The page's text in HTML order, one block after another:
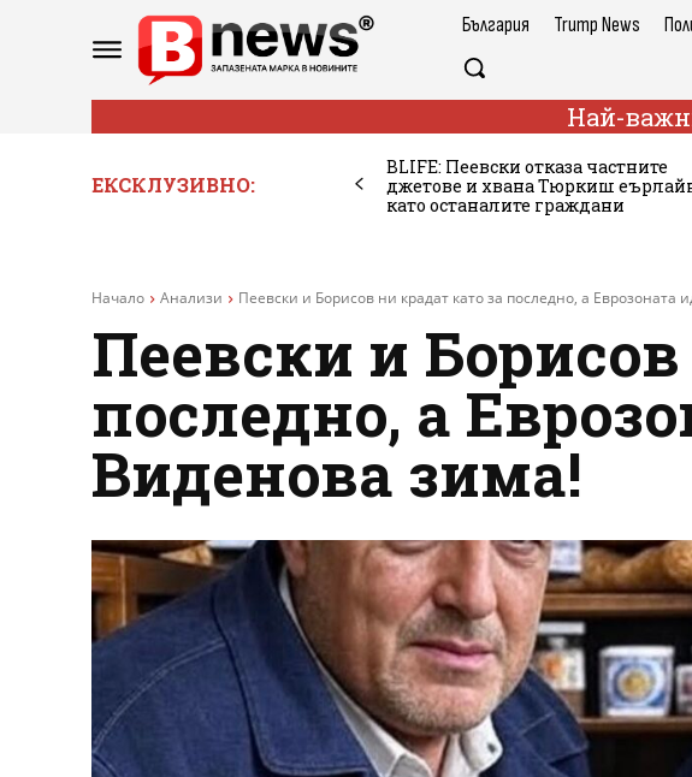
България Trump News
Най-
ЕКСКЛУЗИВНО:
BLIFE: Пеевски отказа частните
джетове и хвана Тюркиш
като останалите граждани
Начало Анализи Пеевски и Борисов ни крадат като за последно, а Еврозоната
Пеевски и
последно, а
Виденова зима!